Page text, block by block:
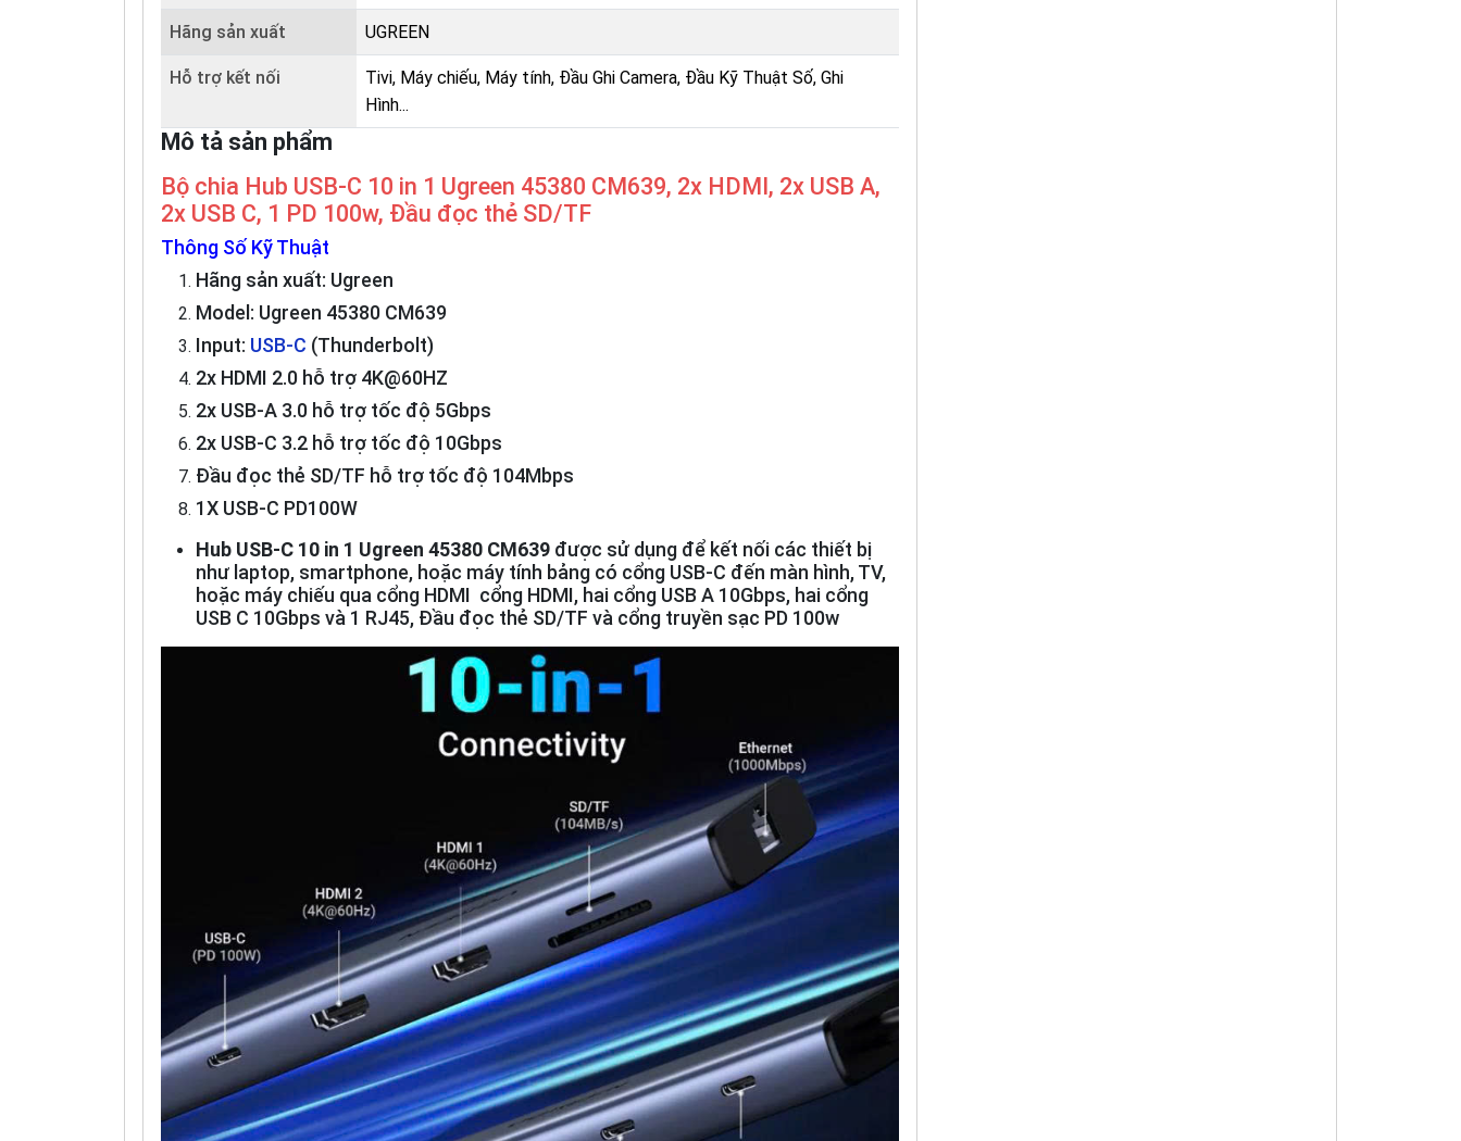
Hãng sản xuất UGREEN
Hỗ trợ kết nối
Tivi, Máy chiếu, Máy tính, Đầu Ghi Camera, Đầu Kỹ Thuật Số, Ghi
Hình...
Mô tả sản phẩm
Bộ chia Hub USB-C 10 in 1 Ugreen 45380 CM639, 2x HDMI, 2x USB A,
2x USB C, 1 PD 100w, Đầu đọc thẻ SD/TF
Thông Số Kỹ Thuật
Hãng sản xuất: Ugreen
Model: Ugreen 45380 CM639
Input: USB-C (Thunderbolt)
2x HDMI 2.0 hỗ trợ 4K@60HZ
2x USB-A 3.0 hỗ trợ tốc độ 5Gbps
2x USB-C 3.2 hỗ trợ tốc độ 10Gbps
Đầu đọc thẻ SD/TF hỗ trợ tốc độ 104Mbps
1X USB-C PD100W
Hub USB-C 10 in 1 Ugreen 45380 CM639 được sử dụng để kết nối các thiết bị
như laptop, smartphone, hoặc máy tính bảng có cổng USB-C đến màn hình, TV,
hoặc máy chiếu qua cổng HDMI cổng HDMI, hai cổng USB A 10Gbps, hai cổng
USB C 10Gbps và 1 RJ45, Đầu đọc thẻ SD/TF và cổng truyền sạc PD 100w